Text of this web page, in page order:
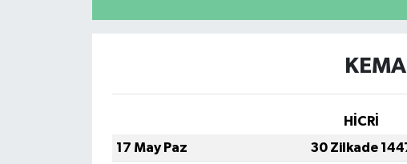
HİCRİ
17 May Paz
30 Zilkade
MAGAZİN